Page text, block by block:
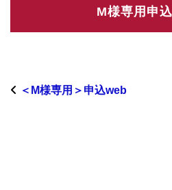
＜M様専用＞申込web